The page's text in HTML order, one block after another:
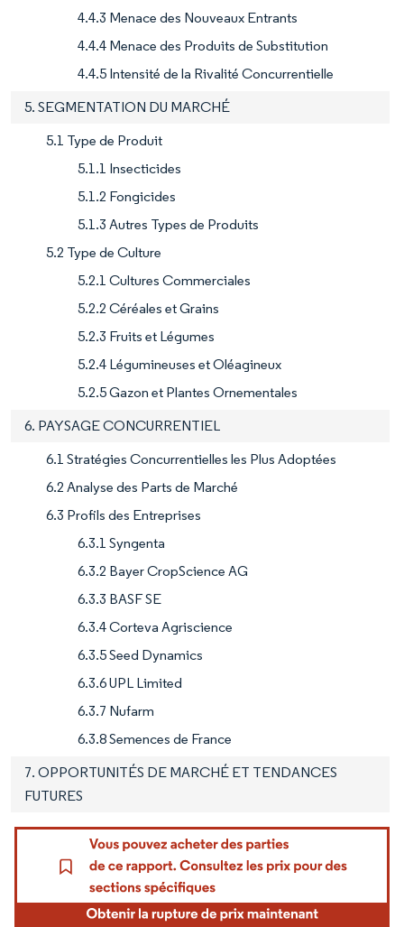
4.4.3 Menace des Nouveaux Entrants
4.4.4 Menace des Produits de Substitution
4.4.5 Intensité de la Rivalité Concurrentielle
5. SEGMENTATION DU MARCHÉ
5.1 Type de Produit
5.1.1 Insecticides
5.1.2 Fongicides
5.1.3 Autres Types de Produits
5.2 Type de Culture
5.2.1 Cultures Commerciales
5.2.2 Céréales et Grains
5.2.3 Fruits et Légumes
5.2.4 Légumineuses et Oléagineux
5.2.5 Gazon et Plantes Ornementales
6. PAYSAGE CONCURRENTIEL
6.1 Stratégies Concurrentielles les Plus Adoptées
6.2 Analyse des Parts de Marché
6.3 Profils des Entreprises
6.3.1 Syngenta
6.3.2 Bayer CropScience AG
6.3.3 BASF SE
6.3.4 Corteva Agriscience
6.3.5 Seed Dynamics
6.3.6 UPL Limited
6.3.7 Nufarm
6.3.8 Semences de France
7. OPPORTUNITÉS DE MARCHÉ ET TENDANCES
FUTURES